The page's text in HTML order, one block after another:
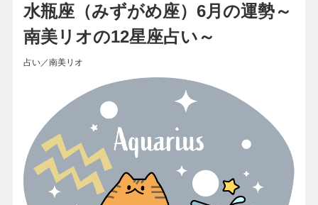
水瓶座（みずがめ座）6月の運勢～
南美リオの12星座占い～
占い／南美リオ